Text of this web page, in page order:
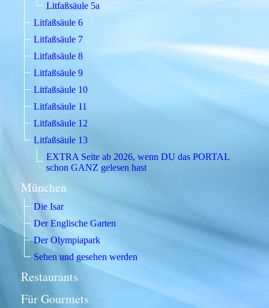
Litfaßsäule 5a
Litfaßsäule 6
Litfaßsäule 7
Litfaßsäule 8
Litfaßsäule 9
Litfaßsäule 10
Litfaßsäule 11
Litfaßsäule 12
Litfaßsäule 13
EXTRA Seite ab 2026, wenn DU das PORTAL
schon GANZ gelesen hast
München
Die Isar
Der Englische Garten
Der Olympiapark
Sehen und gesehen werden
Restaurants
Für Gourmets